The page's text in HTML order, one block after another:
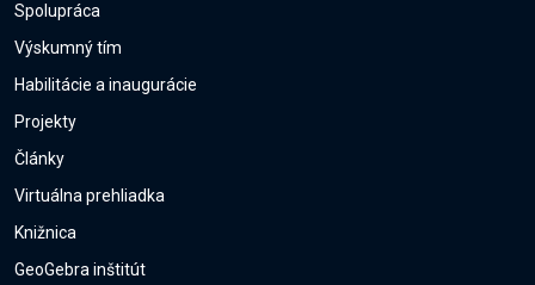
Spolupráca
Výskumný tím
Habilitácie a inaugurácie
Projekty
Články
Virtuálna prehliadka
Knižnica
GeoGebra inštitút